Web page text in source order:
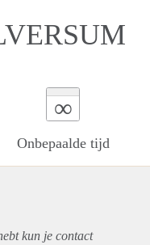
∞
Onbepaalde tijd
kun je contact